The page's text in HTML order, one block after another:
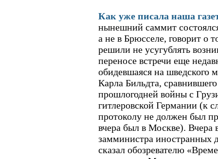
Как уже писала наша
нынешний саммит
а не в Брюсселе, говорит о
решили не усугублять
переносе встречи еще
обидевшаяся на шведского
Карла Бильдта,
прошлогодней войны с
гитлеровской Германии (к
протоколу не должен был
вчера был в Москве). Вчера
замминистра иностранных
сказал обозревателю